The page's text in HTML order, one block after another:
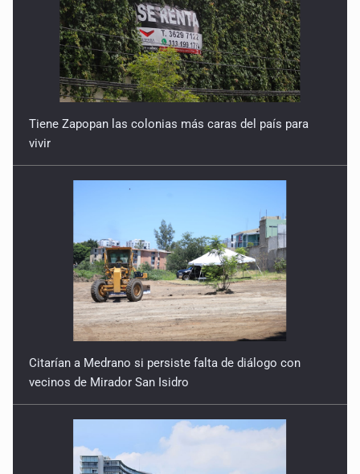
Tiene Zapopan las colonias más caras del país para
vivir
Citarían a Medrano si persiste falta de diálogo con
vecinos de Mirador San Isidro